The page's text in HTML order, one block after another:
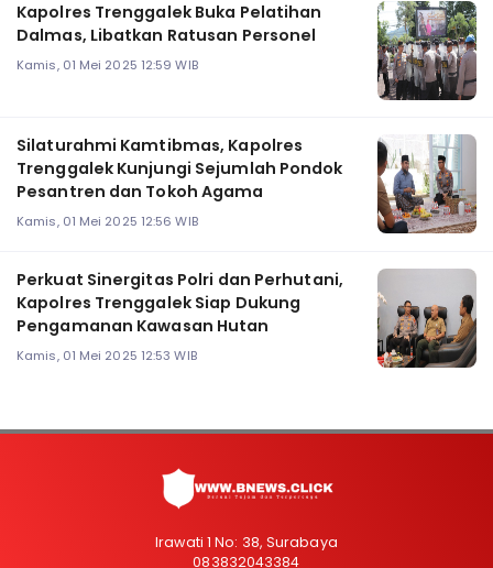
Kapolres Trenggalek Buka Pelatihan
Dalmas, Libatkan Ratusan Personel
Kamis, 01 Mei 2025 12:59 WIB
Silaturahmi Kamtibmas, Kapolres
Trenggalek Kunjungi Sejumlah Pondok
Pesantren dan Tokoh Agama
Kamis, 01 Mei 2025 12:56 WIB
Perkuat Sinergitas Polri dan Perhutani,
Kapolres Trenggalek Siap Dukung
Pengamanan Kawasan Hutan
Kamis, 01 Mei 2025 12:53 WIB
Irawati 1 No: 38, Surabaya
083832043384